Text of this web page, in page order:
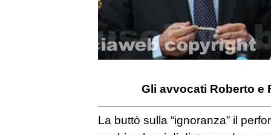
Gli avvocati Roberto e
La buttò sulla “ignoranza” il